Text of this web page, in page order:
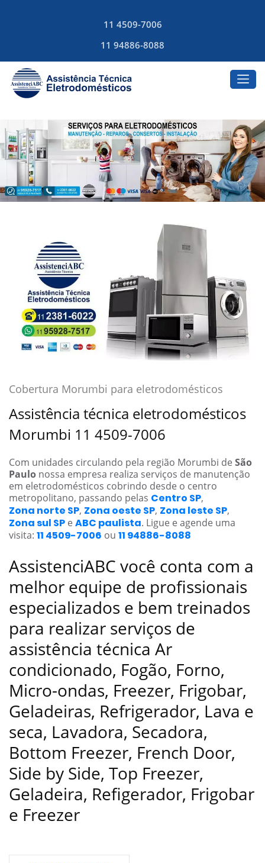
11 4509-7006
11 94886-8088
Cobertura Morumbi para eletrodomésticos
Assistência técnica eletrodomésticos
Morumbi 11 4509-7006
Com unidades circulando pela região Morumbi de São
Paulo nossa empresa realiza serviços de manutenção
em eletrodomésticos cobrindo desde o centro
metropolitano, passando pelas Centro SP,
Zona norte SP, Zona oeste SP, Zona leste SP,
Zona sul SP e ABC paulista. Ligue e agende uma
visita: 11 4509-7006 ou 11 94886-8088
AssistenciABC você conta com a
melhor equipe de profissionais
especializados e bem treinados
para realizar serviços de
assistência técnica Ar
condicionado, Fogão, Forno,
Micro-ondas, Freezer, Frigobar,
Geladeiras, Refrigerador, Lava e
seca, Lavadora, Secadora,
Bottom Freezer, French Door,
Side by Side, Top Freezer,
Geladeira, Refigerador, Frigobar
e Freezer